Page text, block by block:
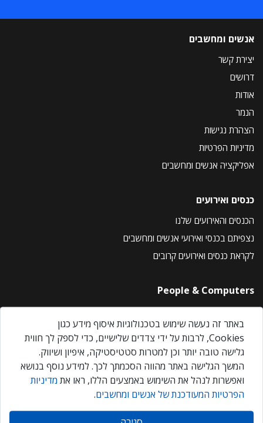
אנשים ומחשבים
יצירת קשר
דרושים
אודות
הנמר
הצהרת נגישות
מדיניות הפרטיות
אפליקציה אנשים ומחשבים
כנסים ואירועים
הכנסים והאירועים שלנו
נצפיתם בכנסי ואירועי אנשים ומחשבים
לקראת כנסים ואירועים קרובים
People & Computers
About Us
Privacy Policy
Contact Us
Our Events
אנשים ומחשבים © 2026 – כל הזכויות שמורות
באתר זה נעשה שימוש בטכנולוגיות איסוף מידע כגון
Cookies, לרבות על ידי צדדים שלישיים, כדי לספק לך חווית
גלישה טובה יותר וכן למטרות סטטיסטיקה, איפיון ושיווק.
המשך הגלישה באתר מהווה הסכמתך לכך. למידע נוסף בנושא
ואפשרות לנהל את השימוש באמצעים הללו, ראו את מדיניות
הפרטיות המעודכנת של אנשים ומחשבים.